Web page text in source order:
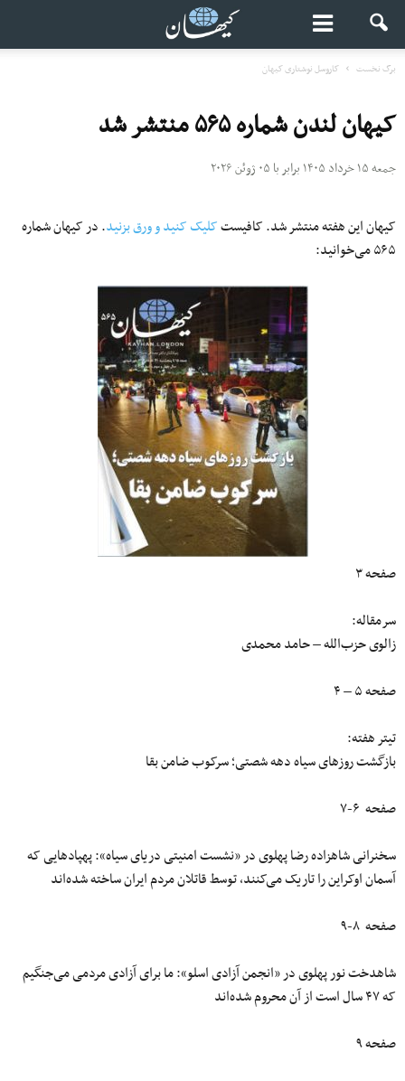
برگ نخست کاروسل نوشتاری کیهان
کیهان لندن شماره ۵۶۵ منتشر شد
جمعه ۱۵ خرداد ۱۴۰۵ برابر با ۰۵ ژوئن ۲۰۲۶
کیهان این هفته منتشر شد. کافیستکلیک کنید و ورق بزنید. در کیهان شماره
۵۶۵ می‌خوانید:
صفحه ۳
سرمقاله:
زالوی حزب‌الله – حامد محمدی
صفحه ۵ – ۴
تیتر هفته:
بازگشت روزهای سیاه دهه شصتی؛ سرکوب ضامن بقا
صفحه ۶-۷
سخنرانی شاهزاده رضا پهلوی در «نشست امنیتی دریای سیاه»: پهپادهایی که
آسمان اوکراین را تاریک می‌کنند، توسط قاتلان مردم ایران ساخته شده‌اند
صفحه ۸-۹
شاهدخت نور پهلوی در «انجمن آزادی اسلو»: ما برای آزادی مردمی می‌جنگیم
که ۴۷ سال است از آن محروم شده‌اند
صفحه ۹